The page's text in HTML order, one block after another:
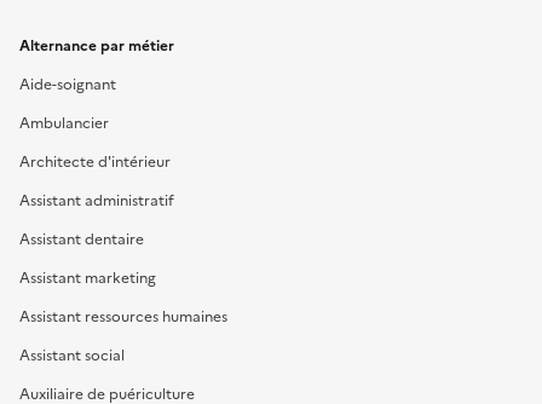
Alternance par métier
Aide-soignant
Ambulancier
Architecte d'intérieur
Assistant administratif
Assistant dentaire
Assistant marketing
Assistant ressources humaines
Assistant social
Auxiliaire de puériculture